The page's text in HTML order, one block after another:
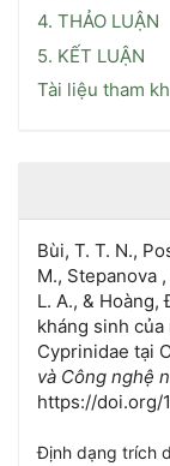
4. THẢO LUẬN
5. KẾT LUẬN
Tài liệu tham
Bùi, T. T. N.,
M., Stepanova
L. A., &
kháng sinh
Cyprinidae tại
và Công nghệ
https://doi.org/
Định dạng trích